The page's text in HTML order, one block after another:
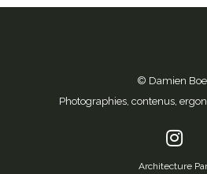
© Damien
Photographies, contenus,
Architecture